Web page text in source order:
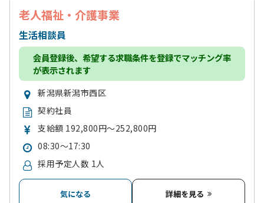
老人福祉・介護事業
生活相談員
会員登録後、希望する求職条件を登録でマッチング率
が表示されます
新潟県新潟市西区
契約社員
支給額 192,800円～252,800円
08:30～17:30
採用予定人数 1人
気になる 詳細を見る